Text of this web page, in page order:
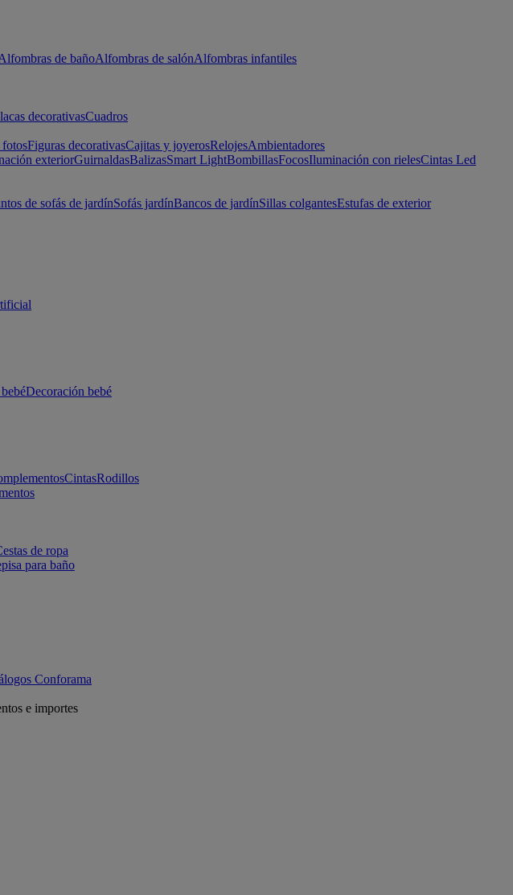
de bañoAlfombras de salónAlfombras infantiles
decorativasCuadros
fotosFiguras decorativasCajitas y joyerosRelojesAmbientadores
exteriorGuirnaldasBalizasSmart LightBombillasFocosIluminación con rielesCintas Led
de sofás de jardínSofás jardínBancos de jardínSillas colgantesEstufas de exterior
Decoración bebé
CintasRodillos
de ropa
para baño
Conforama
e importes